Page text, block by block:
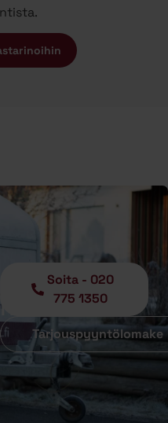
Soita - 020
775 1350
Tarjouspyyntölomake